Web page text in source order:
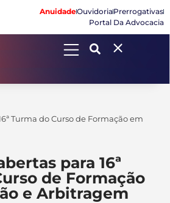
AnuidadeOuvidoriaPrerrogativas
Portal Da Advocacia
Turma do Curso de Formação em
para 16ª
de Formação
e Arbitragem